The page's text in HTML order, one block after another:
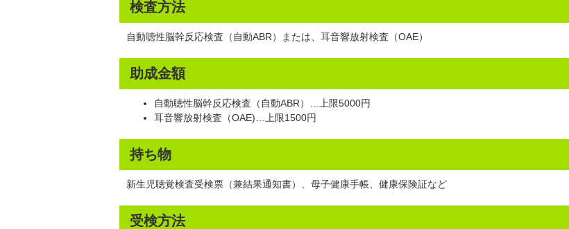
検査方法
自動聴性脳幹反応検査（自動ABR）または、耳音響放射検査（OAE）
助成金額
自動聴性脳幹反応検査（自動ABR）…上限5000円
耳音響放射検査（OAE)…上限1500円
持ち物
新生児聴覚検査受検票（兼結果通知書）、母子健康手帳、健康保険証など
受検方法